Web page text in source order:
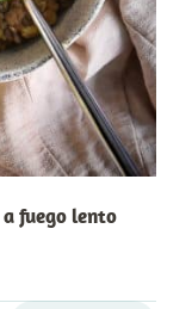
a fuego lento